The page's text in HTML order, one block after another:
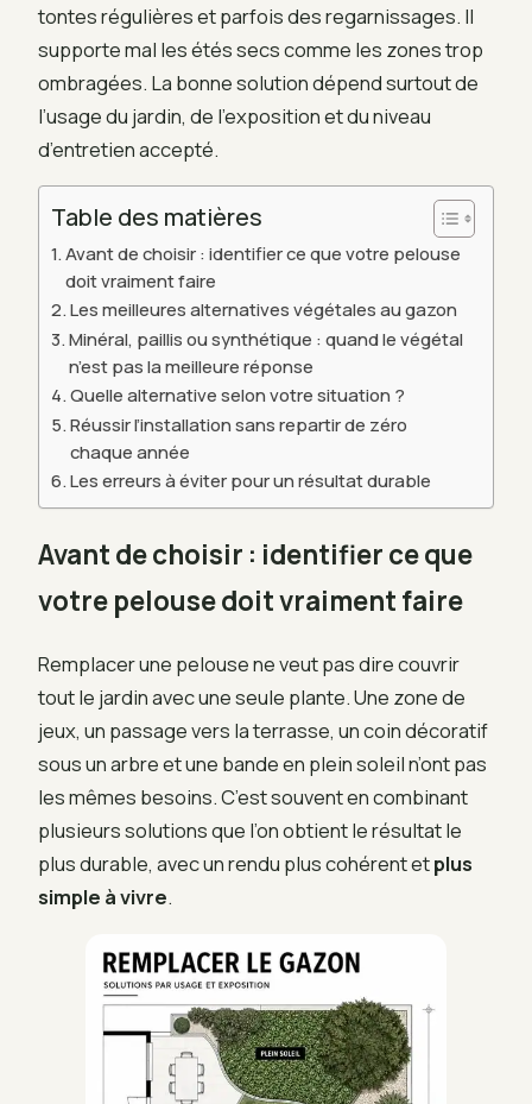
tontes régulières et parfois des regarnissages. Il
supporte mal les étés secs comme les zones trop
ombragées. La bonne solution dépend surtout de
l’usage du jardin, de l’exposition et du niveau
d’entretien accepté.
Table des matières
Avant de choisir : identifier ce que votre pelouse
doit vraiment faire
Les meilleures alternatives végétales au gazon
Minéral, paillis ou synthétique : quand le végétal
n’est pas la meilleure réponse
Quelle alternative selon votre situation ?
Réussir l’installation sans repartir de zéro
chaque année
Les erreurs à éviter pour un résultat durable
Avant de choisir : identifier ce que
votre pelouse doit vraiment faire
Remplacer une pelouse ne veut pas dire couvrir
tout le jardin avec une seule plante. Une zone de
jeux, un passage vers la terrasse, un coin décoratif
sous un arbre et une bande en plein soleil n’ont pas
les mêmes besoins. C’est souvent en combinant
plusieurs solutions que l’on obtient le résultat le
plus durable, avec un rendu plus cohérent etplus
simple à vivre.